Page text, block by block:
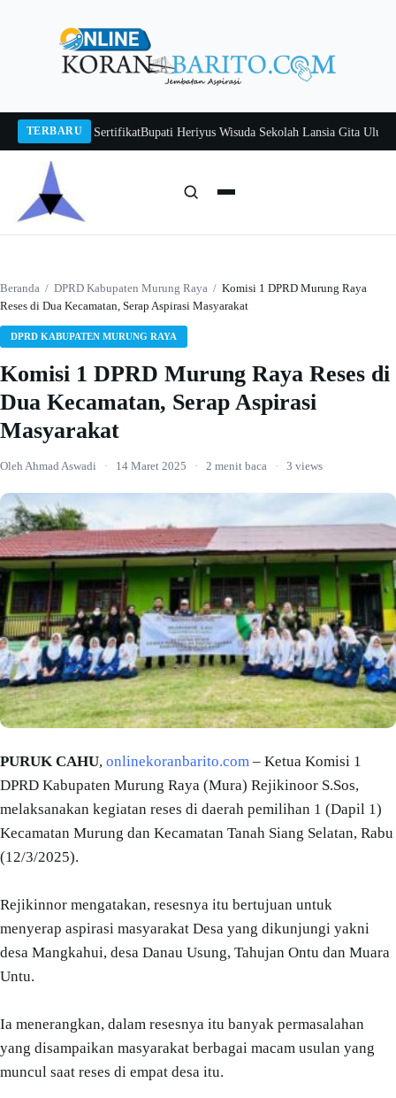
TERBARU
Berhenti di SertifikatBupati Heriyus Wisuda Sekolah Lansia Gita Uluh Itah,
Beranda / DPRD Kabupaten Murung Raya / Komisi 1 DPRD Murung Raya
Reses di Dua Kecamatan, Serap Aspirasi Masyarakat
DPRD KABUPATEN MURUNG RAYA
Komisi 1 DPRD Murung Raya Reses di
Dua Kecamatan, Serap Aspirasi
Masyarakat
Oleh Ahmad Aswadi · 14 Maret 2025 · 2 menit baca · 3 views
PURUK CAHU, onlinekoranbarito.com – Ketua Komisi 1
DPRD Kabupaten Murung Raya (Mura) Rejikinoor S.Sos,
melaksanakan kegiatan reses di daerah pemilihan 1 (Dapil 1)
Kecamatan Murung dan Kecamatan Tanah Siang Selatan, Rabu
(12/3/2025).
Rejikinnor mengatakan, resesnya itu bertujuan untuk
menyerap aspirasi masyarakat Desa yang dikunjungi yakni
desa Mangkahui, desa Danau Usung, Tahujan Ontu dan Muara
Untu.
Ia menerangkan, dalam resesnya itu banyak permasalahan
yang disampaikan masyarakat berbagai macam usulan yang
muncul saat reses di empat desa itu.